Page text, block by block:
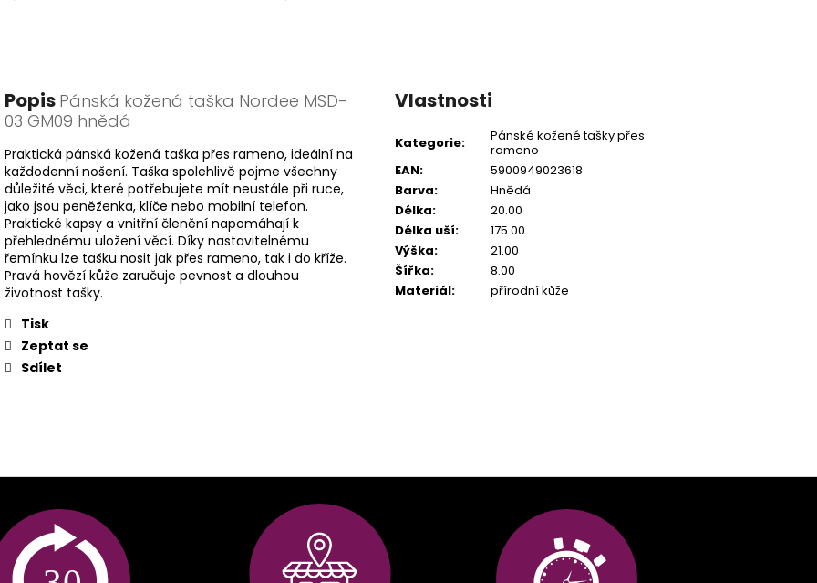
Popis Pánská kožená taška Nordee MSD-
03 GM09 hnědá
Praktická pánská kožená taška přes rameno, ideální na
každodenní nošení. Taška spolehlivě pojme všechny
důležité věci, které potřebujete mít neustále při ruce,
jako jsou peněženka, klíče nebo mobilní telefon.
Praktické kapsy a vnitřní členění napomáhají k
přehlednému uložení věcí. Díky nastavitelnému
řemínku lze tašku nosit jak přes rameno, tak i do kříže.
Pravá hovězí kůže zaručuje pevnost a dlouhou
životnost tašky.
Tisk
Zeptat se
Sdílet
Vlastnosti
Kategorie:
Pánské kožené tašky přes
rameno
EAN:
5900949023618
Barva:
Hnědá
Délka:
20.00
Délka uší:
175.00
Výška:
21.00
Šířka:
8.00
Materiál: přírodní kůže